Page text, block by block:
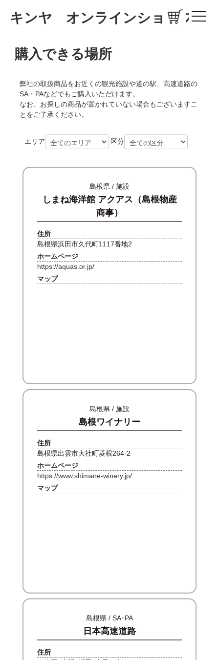
キンヤ オンラインショップ
購入できる場所
弊社の取扱商品をお近くの観光施設や道の駅、高速道路の
SA・PAなどでもご購入いただけます。
なお、お探しの商品が置かれていない場合もございますこ
とをご了承ください。
エリア 区分
島根県 / 施設
しまね海洋館 アクアス（島根物産
商事）
住所
島根県浜田市久代町1117番地2
ホームページ
https://aquas.or.jp/
マップ
島根県 / 施設
島根ワイナリー
住所
島根県出雲市大社町菱根264-2
ホームページ
https://www.shimane-winery.jp/
マップ
島根県 / SA･PA
日本高速道路
住所